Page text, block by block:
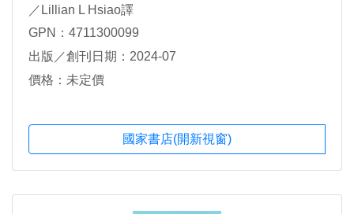
／Lillian L Hsiao譯
GPN：4711300099
出版／創刊日期：2024-07
價格：未定價
國家書店(開新視窗)